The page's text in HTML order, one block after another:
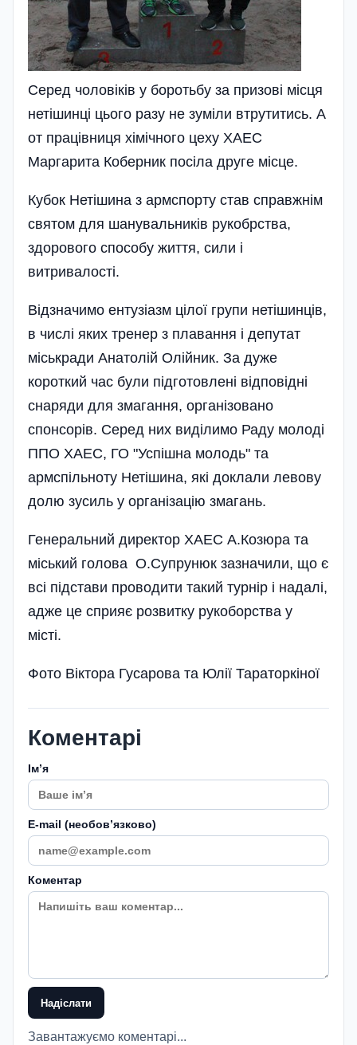
Серед чоловіків у боротьбу за призові місця
нетішинці цього разу не зуміли втрутитись. А
от працівниця хімічного цеху ХАЕС
Маргарита Коберник посіла друге місце.
Кубок Нетішина з армспорту став справжнім
святом для шанувальників рукобрства,
здорового способу життя, сили і
витривалості.
Відзначимо ентузіазм цілої групи нетішинців,
в числі яких тренер з плавання і депутат
міськради Анатолій Олійник. За дуже
короткий час були підготовлені відповідні
снаряди для змагання, організовано
спонсорів. Серед них виділимо Раду молоді
ППО ХАЕС, ГО "Успішна молодь" та
армспільноту Нетішина, які доклали левову
долю зусиль у організацію змагань.
Генеральний директор ХАЕС А.Козюра та
міський голова О.Супрунюк зазначили, що є
всі підстави проводити такий турнір і надалі,
адже це сприяє розвитку рукоборства у
місті.
Фото Віктора Гусарова та Юлії Тараторкіної
Коментарі
Імʼя
E-mail (необовʼязково)
Коментар
Надіслати
Завантажуємо коментарі...